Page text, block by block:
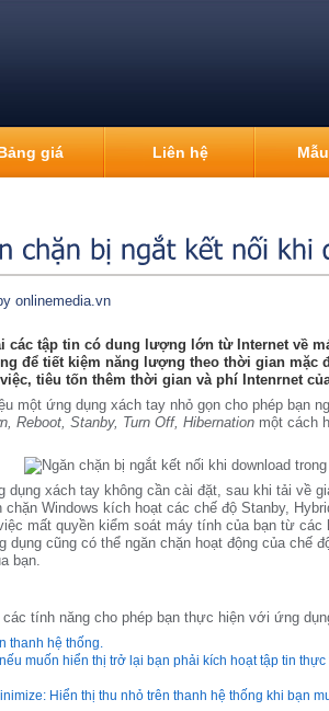
giá Liên hệ
onlinemedia.vn
các tập tin có dung lượng lớn từ Internet về
để tiết kiệm năng lượng theo thời gian mặc
tiêu tốn thêm thời gian và phí Intenrnet
một ứng dụng xách tay nhỏ gọn cho phép bạn
Reboot, Stanby, Turn Off, Hibernation một cách
dụng xách tay không cần cài đặt, sau khi tải về
chặn Windows kích hoạt các chế độ Stanby,
mất quyền kiểm soát máy tính của bạn từ các
dụng cũng có thể ngăn chặn hoạt động của chế
bạn.
các tính năng cho phép bạn thực hiện với ứng
thanh hệ thống.
muốn hiển thị trở lại bạn phải kích hoạt tập tin
Hiển thị thu nhỏ trên thanh hệ thống khi bạn